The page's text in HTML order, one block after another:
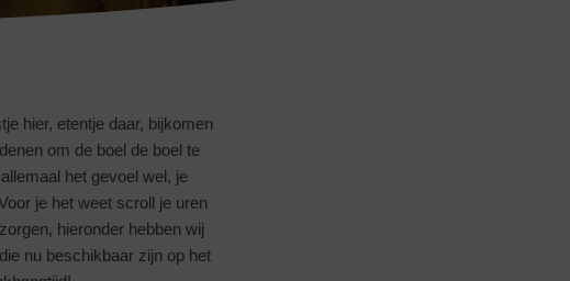
hier, etentje daar, bijkomen
om de boel de boel te
het gevoel wel, je
je het weet scroll je uren
hieronder hebben wij
nu beschikbaar zijn op het